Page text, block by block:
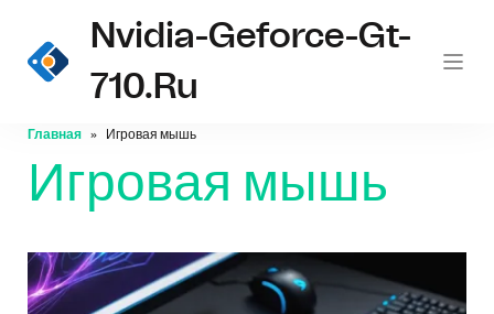
Nvidia-Geforce-Gt-
710.ru
Главная Игровая мышь
Игровая мышь